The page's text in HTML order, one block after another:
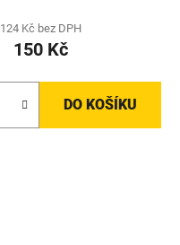
124 Kč bez DPH
150 Kč
DO KOŠÍKU